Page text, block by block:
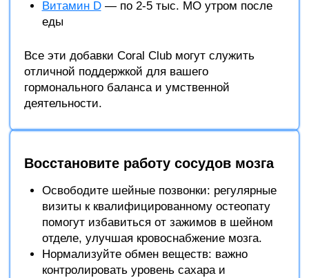
Витамин D— по 2-5 тыс. МО утром после
еды
Все эти добавки Coral Club могут служить
отличной поддержкой для вашего
гормонального баланса и умственной
деятельности.
Восстановите работу сосудов мозга
Освободите шейные позвонки: регулярные
визиты к квалифицированному остеопату
помогут избавиться от зажимов в шейном
отделе, улучшая кровоснабжение мозга.
Нормализуйте обмен веществ: важно
контролировать уровень сахара и